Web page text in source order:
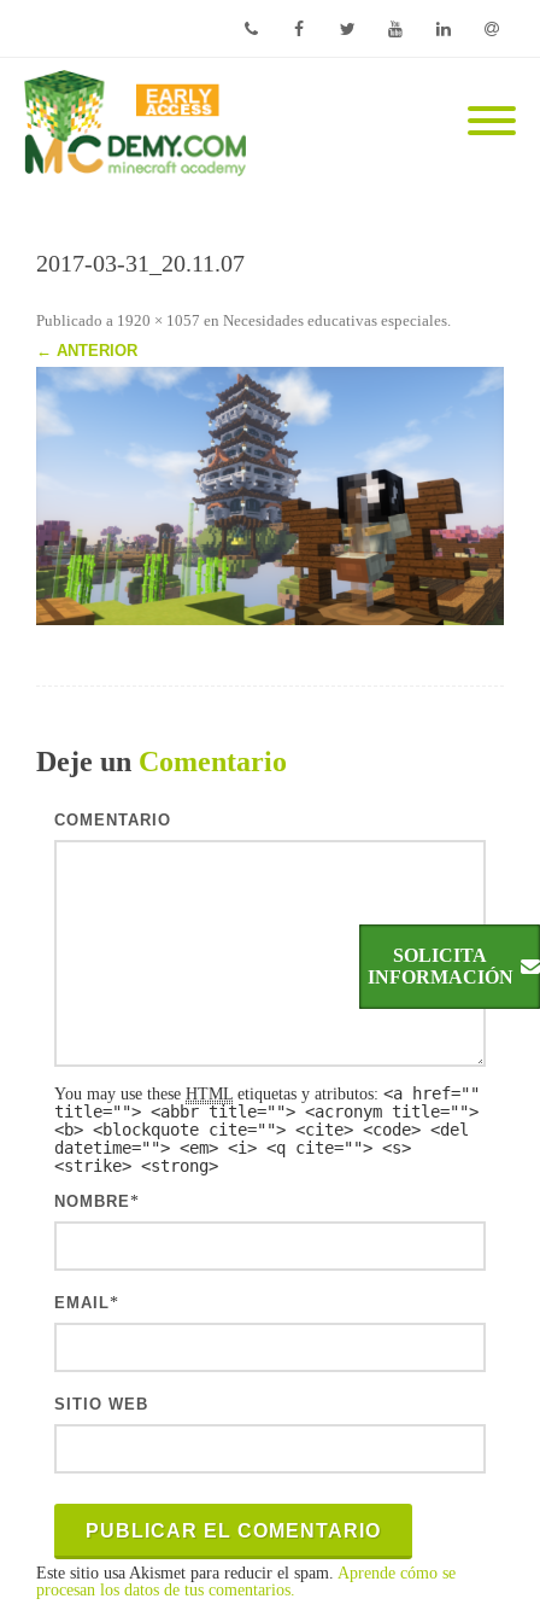
2017-03-31_20.11.07
Publicado a 1920 × 1057 en Necesidades educativas especiales
← ANTERIOR
Deje un Comentario
COMENTARIO
You may use these HTML etiquetas y atributos: <a href=""
title=""> <abbr title=""> <acronym title="">
<b> <blockquote cite=""> <cite> <code> <del
datetime=""> <em> <i> <q cite=""> <s>
<strike> <strong>
NOMBRE*
EMAIL*
SITIO WEB
Este sitio usa Akismet para reducir el spam. Aprende cómo se
procesan los datos de tus comentarios.
SOLICITA
INFORMACIÓN